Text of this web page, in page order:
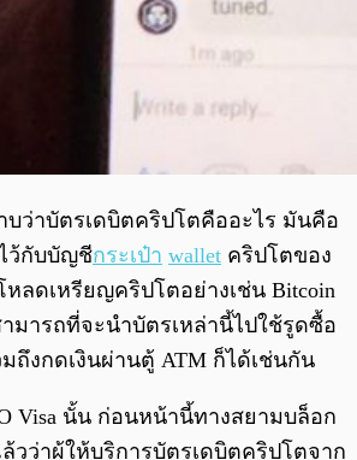
บว่าบัตรเดบิตคริปโตคืออะไร มันคือ
ว้กับบัญชีกระเป๋า wallet คริปโตของ
หลดเหรียญคริปโตอย่างเช่น Bitcoin
มารถที่จะนำบัตรเหล่านี้ไปใช้รูดซื้อ
ถึงกดเงินผ่านตู้ ATM ก็ได้เช่นกัน
Visa นั้น ก่อนหน้านี้ทางสยามบล็อก
วว่าผู้ให้บริการบัตรเดบิตคริปโตจาก